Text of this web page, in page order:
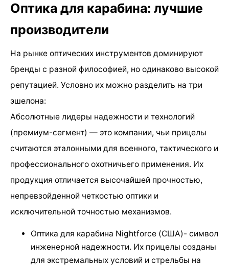
Оптика для карабина: лучшие
производители
На рынке оптических инструментов доминируют
бренды с разной философией, но одинаково высокой
репутацией. Условно их можно разделить на три
эшелона:
Абсолютные лидеры надежности и технологий
(премиум-сегмент) — это компании, чьи прицелы
считаются эталонными для военного, тактического и
профессионального охотничьего применения. Их
продукция отличается высочайшей прочностью,
непревзойденной четкостью оптики и
исключительной точностью механизмов.
Оптика для карабина Nightforce (США)- символ
инженерной надежности. Их прицелы созданы
для экстремальных условий и стрельбы на